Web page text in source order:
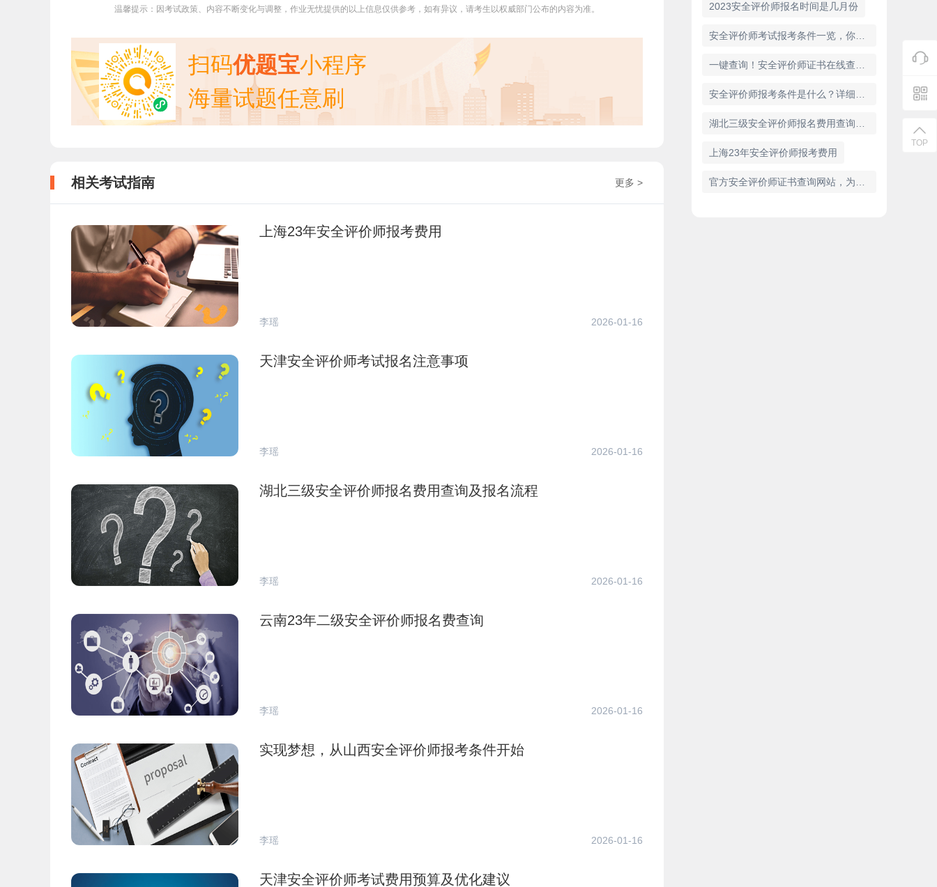
温馨提示：因考试政策、内容不断变化与调整，作业无忧提供的以上信息仅供参考，如有异议，请考生以权威部门公布的内容为准。
扫码优题宝小程序
海量试题任意刷
相关考试指南 更多 >
上海23年安全评价师报考费用
李瑶 2026-01-16
天津安全评价师考试报名注意事项
李瑶 2026-01-16
湖北三级安全评价师报名费用查询及报名流程
李瑶 2026-01-16
云南23年二级安全评价师报名费查询
李瑶 2026-01-16
实现梦想，从山西安全评价师报考条件开始
李瑶 2026-01-16
天津安全评价师考试费用预算及优化建议
2023安全评价师报名时间是几月份
上海23年安全评价师报考费用
TOP